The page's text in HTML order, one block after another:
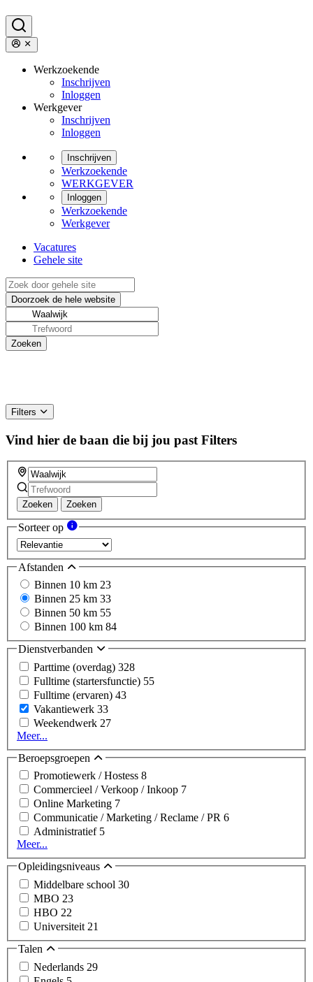
Werkzoekende
Inschrijven
Inloggen
Werkgever
Inschrijven
Inloggen
Inschrijven
Werkzoekende
WERKGEVER
Inloggen
Werkzoekende
Werkgever
Vacatures
Gehele site
Filters
Vind hier de baan die bij jou past Filters
Zoeken Zoeken
Sorteer op
Afstanden
Binnen 10 km 23
Binnen 25 km 33
Binnen 50 km 55
Binnen 100 km 84
Dienstverbanden
Parttime (overdag) 328
Fulltime (startersfunctie) 55
Fulltime (ervaren) 43
Vakantiewerk 33
Weekendwerk 27
Meer...
Beroepsgroepen
Promotiewerk / Hostess 8
Commercieel / Verkoop / Inkoop 7
Online Marketing 7
Communicatie / Marketing / Reclame / PR 6
Administratief 5
Meer...
Opleidingsniveaus
Middelbare school 30
MBO 23
HBO 22
Universiteit 21
Talen
Nederlands 29